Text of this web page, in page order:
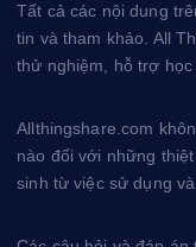
Tất cả các nội dung
tin và tham khảo. All
thử nghiệm, hỗ trợ
Allthingshare.com
nào đối với những
sinh từ việc sử dụng